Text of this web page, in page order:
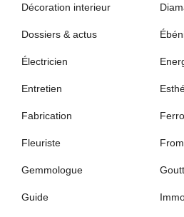
Décoration interieur
Dossiers & actus
Électricien
Entretien
Fabrication
Fleuriste
Gemmologue
Guide